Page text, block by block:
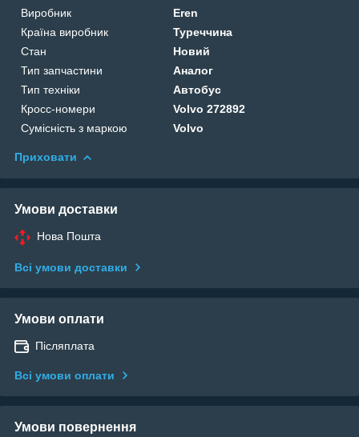
Виробник
Eren
Країна виробник
Туреччина
Стан
Новий
Тип запчастини
Аналог
Тип техніки
Автобус
Кросс-номери
Volvo 272892
Сумісність з маркою
Volvo
Приховати
Умови доставки
Нова Пошта
Всі умови доставки
Умови оплати
Післяплата
Всі умови оплати
Умови повернення